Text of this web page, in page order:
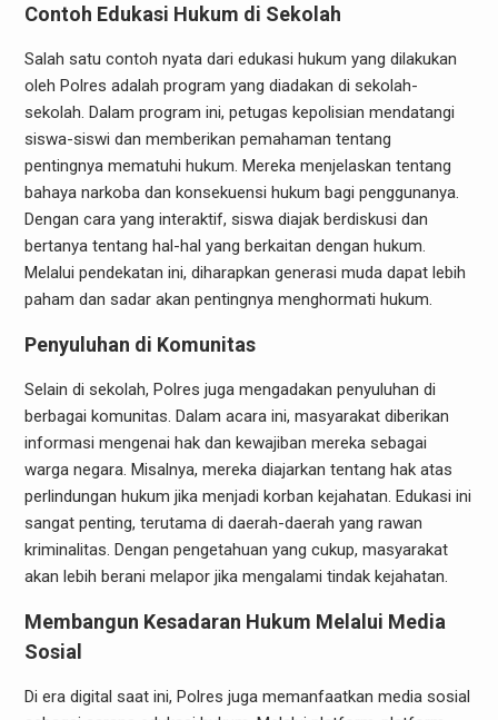
Contoh Edukasi Hukum di Sekolah
Salah satu contoh nyata dari edukasi hukum yang dilakukan
oleh Polres adalah program yang diadakan di sekolah-
sekolah. Dalam program ini, petugas kepolisian mendatangi
siswa-siswi dan memberikan pemahaman tentang
pentingnya mematuhi hukum. Mereka menjelaskan tentang
bahaya narkoba dan konsekuensi hukum bagi penggunanya.
Dengan cara yang interaktif, siswa diajak berdiskusi dan
bertanya tentang hal-hal yang berkaitan dengan hukum.
Melalui pendekatan ini, diharapkan generasi muda dapat lebih
paham dan sadar akan pentingnya menghormati hukum.
Penyuluhan di Komunitas
Selain di sekolah, Polres juga mengadakan penyuluhan di
berbagai komunitas. Dalam acara ini, masyarakat diberikan
informasi mengenai hak dan kewajiban mereka sebagai
warga negara. Misalnya, mereka diajarkan tentang hak atas
perlindungan hukum jika menjadi korban kejahatan. Edukasi ini
sangat penting, terutama di daerah-daerah yang rawan
kriminalitas. Dengan pengetahuan yang cukup, masyarakat
akan lebih berani melapor jika mengalami tindak kejahatan.
Membangun Kesadaran Hukum Melalui Media
Sosial
Di era digital saat ini, Polres juga memanfaatkan media sosial